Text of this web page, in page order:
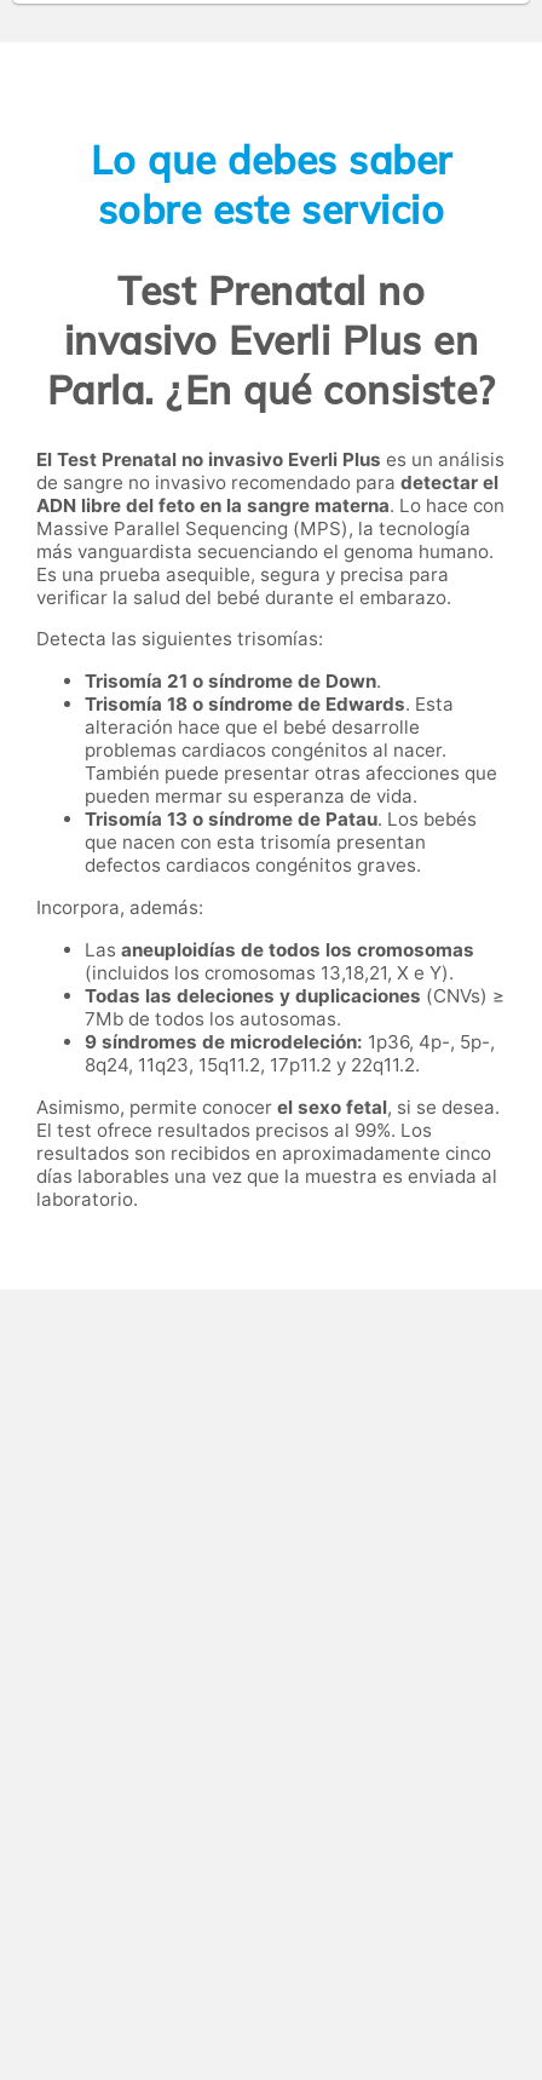
Lo que debes saber
sobre este servicio
Test Prenatal no
invasivo Everli Plus en
Parla. ¿En qué consiste?
El Test Prenatal no invasivo Everli Plus es un análisis
de sangre no invasivo recomendado para detectar el
ADN libre del feto en la sangre materna. Lo hace con
Massive Parallel Sequencing (MPS), la tecnología
más vanguardista secuenciando el genoma humano.
Es una prueba asequible, segura y precisa para
verificar la salud del bebé durante el embarazo.
Detecta las siguientes trisomías:
Trisomía 21 o síndrome de Down.
Trisomía 18 o síndrome de Edwards. Esta
alteración hace que el bebé desarrolle
problemas cardiacos congénitos al nacer.
También puede presentar otras afecciones que
pueden mermar su esperanza de vida.
Trisomía 13 o síndrome de Patau. Los bebés
que nacen con esta trisomía presentan
defectos cardiacos congénitos graves.
Incorpora, además:
Las aneuploidías de todos los cromosomas
(incluidos los cromosomas 13,18,21, X e Y).
Todas las deleciones y duplicaciones (CNVs) ≥
7Mb de todos los autosomas.
9 síndromes de microdeleción: 1p36, 4p-, 5p-,
8q24, 11q23, 15q11.2, 17p11.2 y 22q11.2.
Asimismo, permite conocer el sexo fetal, si se desea.
El test ofrece resultados precisos al 99%. Los
resultados son recibidos en aproximadamente cinco
días laborables una vez que la muestra es enviada al
laboratorio.